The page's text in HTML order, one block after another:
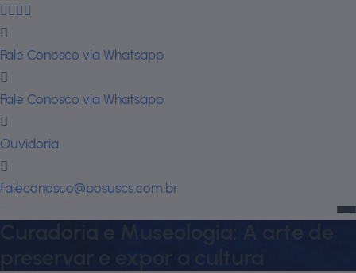
Fale Conosco via Whatsapp
Fale Conosco via Whatsapp
Ouvidoria
faleconosco@posuscs.com.br